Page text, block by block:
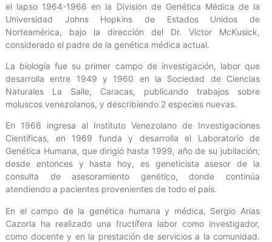
el lapso 1964-1966 en la División de Genética Médica de la
Universidad Johns Hopkins de Estados Unidos de
Norteamérica, bajo la dirección del Dr. Víctor McKusick,
considerado el padre de la genética médica actual.
La biología fue su primer campo de investigación, labor que
desarrolla entre 1949 y 1960 en la Sociedad de Ciencias
Naturales La Salle, Caracas, publicando trabajos sobre
moluscos venezolanos, y describiendo 2 especies nuevas.
En 1966 ingresa al Instituto Venezolano de Investigaciones
Científicas, en 1969 funda y desarrolla el Laboratorio de
Genética Humana, que dirigió hasta 1999, año de su jubilación;
desde entonces y hasta hoy, es geneticista asesor de la
consulta de asesoramiento genético, donde continúa
atendiendo a pacientes provenientes de todo el país.
En el campo de la genética humana y médica, Sergio Arias
Cazorla ha realizado una fructífera labor como investigador,
como docente y en la prestación de servicios a la comunidad.